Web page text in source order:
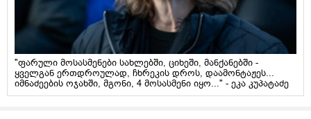
"ფარული მოსასმენები სახლებში, ციხეში, მანქანებში -
ყველგან ერთდროულად, ჩხრეკის დროს, დაამონტაჟეს...
იმნაძეების ოჯახში, მგონი, 4 მოსასმენი იყო..." - ეკა კუპატაძე